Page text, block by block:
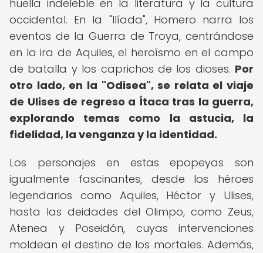
huella indeleble en la literatura y la cultura
occidental. En la "Ilíada", Homero narra los
eventos de la Guerra de Troya, centrándose
en la ira de Aquiles, el heroísmo en el campo
de batalla y los caprichos de los dioses. Por
otro lado, en la "Odisea", se relata el viaje
de Ulises de regreso a Ítaca tras la guerra,
explorando temas como la astucia, la
fidelidad, la venganza y la identidad.
Los personajes en estas epopeyas son
igualmente fascinantes, desde los héroes
legendarios como Aquiles, Héctor y Ulises,
hasta las deidades del Olimpo, como Zeus,
Atenea y Poseidón, cuyas intervenciones
moldean el destino de los mortales. Además,